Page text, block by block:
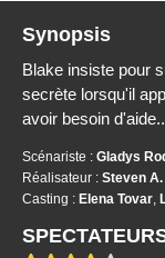
Synopsis
Blake insiste pour
secrète lorsqu'il
avoir besoin
Scénariste : Gladys
Réalisateur : Steven
Casting : Elena Tovar